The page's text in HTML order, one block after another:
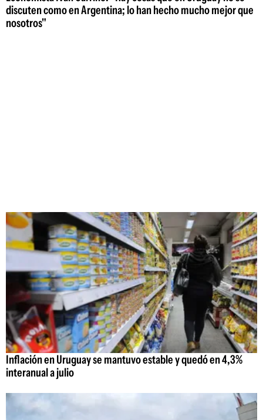
discuten como en Argentina; lo han hecho mucho mejor que
nosotros"
Inflación en Uruguay se mantuvo estable y quedó en 4,3%
interanual a julio